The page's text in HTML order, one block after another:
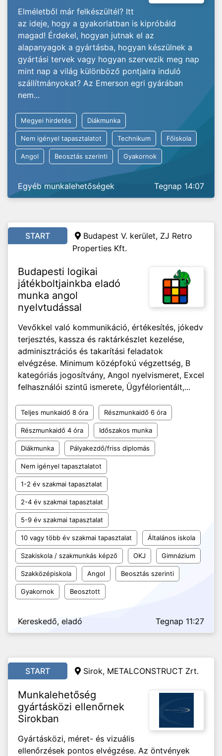
Elméletből már felkészültél? Itt
az ideje, hogy a gyakorlatban is kipróbáld
magad! Érdekel, hogyan jutnak el az
alapanyagok a gyártásba, hogyan készülnek a
gyártási tervek vagy hogyan szervezik meg nap
mint nap a világ különböző pontjaira induló
szállítmányokat? Az Emerson egri gyárában
nem...
Megyei hirdetés Diákmunka
Nem igényel tapasztalatot Technikum Főiskola
Angol Beosztás szerinti Gyakornok
Egyéb munkalehetőségek Tegnap 14:07
START
Budapest V. kerület, ZJ Retro
Properties Kft.
Budapesti logikai
játékboltjainkba eladó
munka angol
nyelvtudással
Vevőkkel való kommunikáció, értékesítés, jókedv
terjesztés, kassza és raktárkészlet kezelése,
adminisztrációs és takarítási feladatok
elvégzése. Minimum középfokú végzettség, B
kategóriás jogosítvány, Angol nyelvismeret, Excel
felhasználói szintű ismerete, Ügyfélorientált,...
Teljes munkaidő 8 óra Részmunkaidő 6 óra
Részmunkaidő 4 óra Időszakos munka
Diákmunka Pályakezdő/friss diplomás
Nem igényel tapasztalatot
1-2 év szakmai tapasztalat
2-4 év szakmai tapasztalat
5-9 év szakmai tapasztalat
10 vagy több év szakmai tapasztalat Általános iskola
Szakiskola / szakmunkás képző OKJ Gimnázium
Szakközépiskola Angol Beosztás szerinti
Gyakornok Beosztott
Kereskedő, eladó Tegnap 11:27
START Sirok, METALCONSTRUCT Zrt.
Munkalehetőség
gyártásközi ellenőrnek
Sirokban
Gyártásközi, méret- és vizuális
ellenőrzések pontos elvégzése. Az öntvények